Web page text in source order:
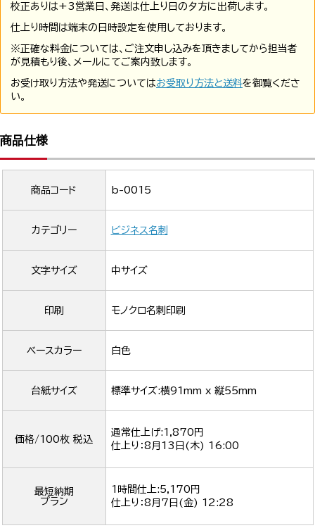
校正ありは+3営業日、発送は仕上り日の夕方に出荷します。
仕上り時間は端末の日時設定を使用しております。
※正確な料金については、ご注文申し込みを頂きましてから担当者
が見積もり後、メールにてご案内致します。
お受け取り方法や発送についてはお受取り方法と送料を御覧くださ
い。
商品仕様
商品コード b-0015
カテゴリー ビジネス名刺
文字サイズ 中サイズ
印刷 モノクロ名刺印刷
ベースカラー 白色
台紙サイズ 標準サイズ:横91mm x 縦55mm
価格/100枚 税込
通常仕上げ:1,870円
仕上り：8月13日(木) 16:00
最短納期
プラン
1時間仕上:5,170円
仕上り：8月7日(金) 12:28